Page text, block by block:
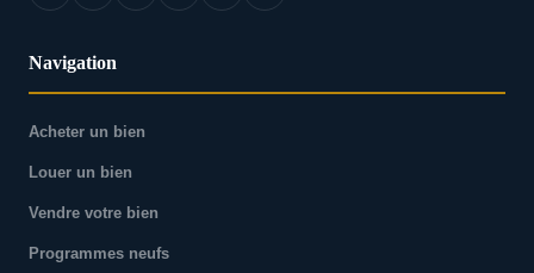
Navigation
Acheter un bien
Louer un bien
Vendre votre bien
Programmes neufs